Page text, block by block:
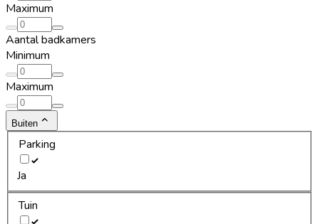
Maximum
Aantal badkamers
Minimum
Maximum
Buiten
Parking
Ja
Tuin